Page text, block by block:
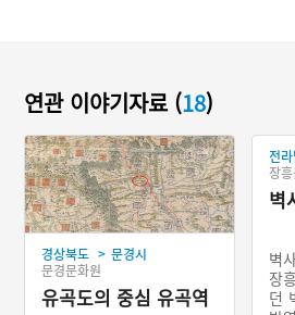
연관 이야기자료 (18)
경상북도 > 문경시
문경문화원
유곡도의 중심 유곡역
전
장
벽
벽
장
던